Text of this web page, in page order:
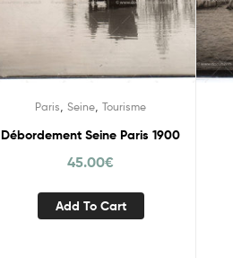
Paris Seine Tourisme
Débordement Seine Paris 1900
45.00€
Add To Cart